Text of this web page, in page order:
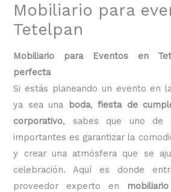
Mobiliario para
Tetelpan
Mobiliario para Eventos en
perfecta
Si estás planeando un evento en
ya sea una
boda,fiesta de
corporativo, sabes que uno de
importantes es garantizar la
y crear una atmósfera que se
celebración. Aquí es donde
proveedor experto en